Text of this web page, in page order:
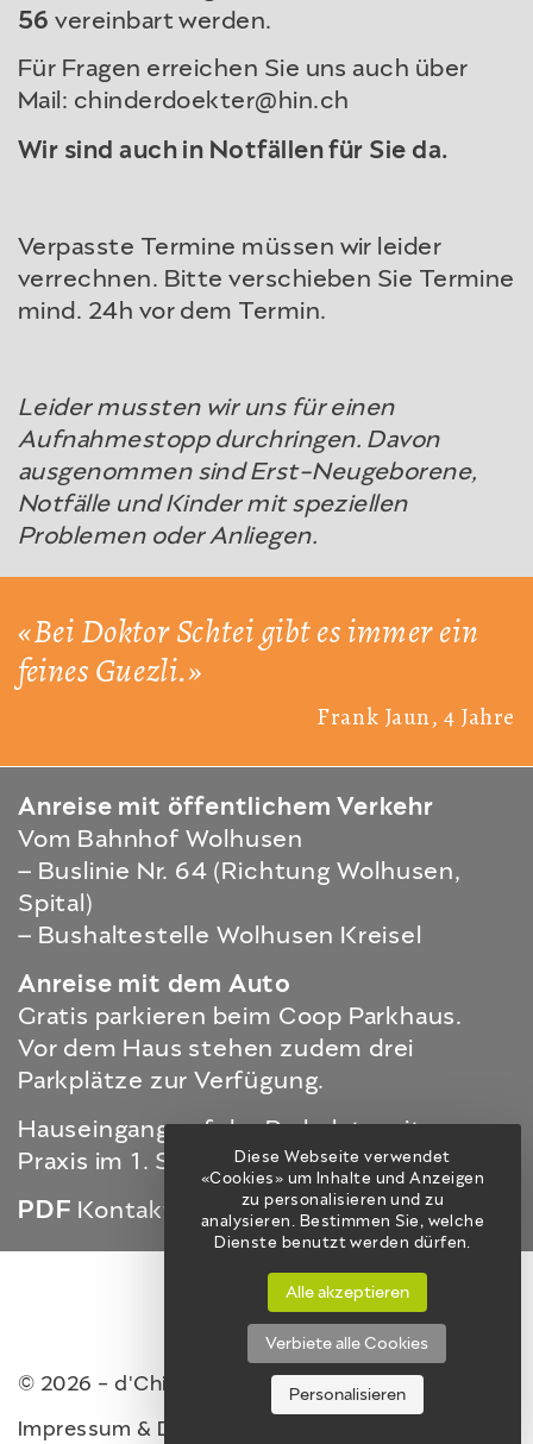
56 vereinbart werden.
Für Fragen erreichen Sie uns auch über
Mail: chinderdoekter@hin.ch
Wir sind auch in Notfällen für Sie da.
Verpasste Termine müssen wir leider
verrechnen. Bitte verschieben Sie Termine
mind. 24h vor dem Termin.
Leider mussten wir uns für einen
Aufnahmestopp durchringen. Davon
ausgenommen sind Erst-Neugeborene,
Notfälle und Kinder mit speziellen
Problemen oder Anliegen.
Bei Doktor Schtei gibt es immer ein
feines Guezli.
Frank Jaun, 4 Jahre
Anreise mit öffentlichem Verkehr
Vom Bahnhof Wolhusen
– Buslinie Nr. 64 (Richtung Wolhusen,
Spital)
– Bushaltestelle Wolhusen Kreisel
Anreise mit dem Auto
Gratis parkieren beim Coop Parkhaus.
Vor dem Haus stehen zudem drei
Parkplätze zur Verfügung.
Hauseingang auf der Parkplatzseite.
Praxis im 1. Stock (mit Lift zugänglich).
PDF Kontakt und Zufahrt
© 2026 - d'Chinderdökter vo Wolhuse
Impressum & Datenschutz
Diese Webseite verwendet
«Cookies» um Inhalte und Anzeigen
zu personalisieren und zu
analysieren. Bestimmen Sie, welche
Dienste benutzt werden dürfen.
Alle akzeptieren
Verbiete alle Cookies
Personalisieren